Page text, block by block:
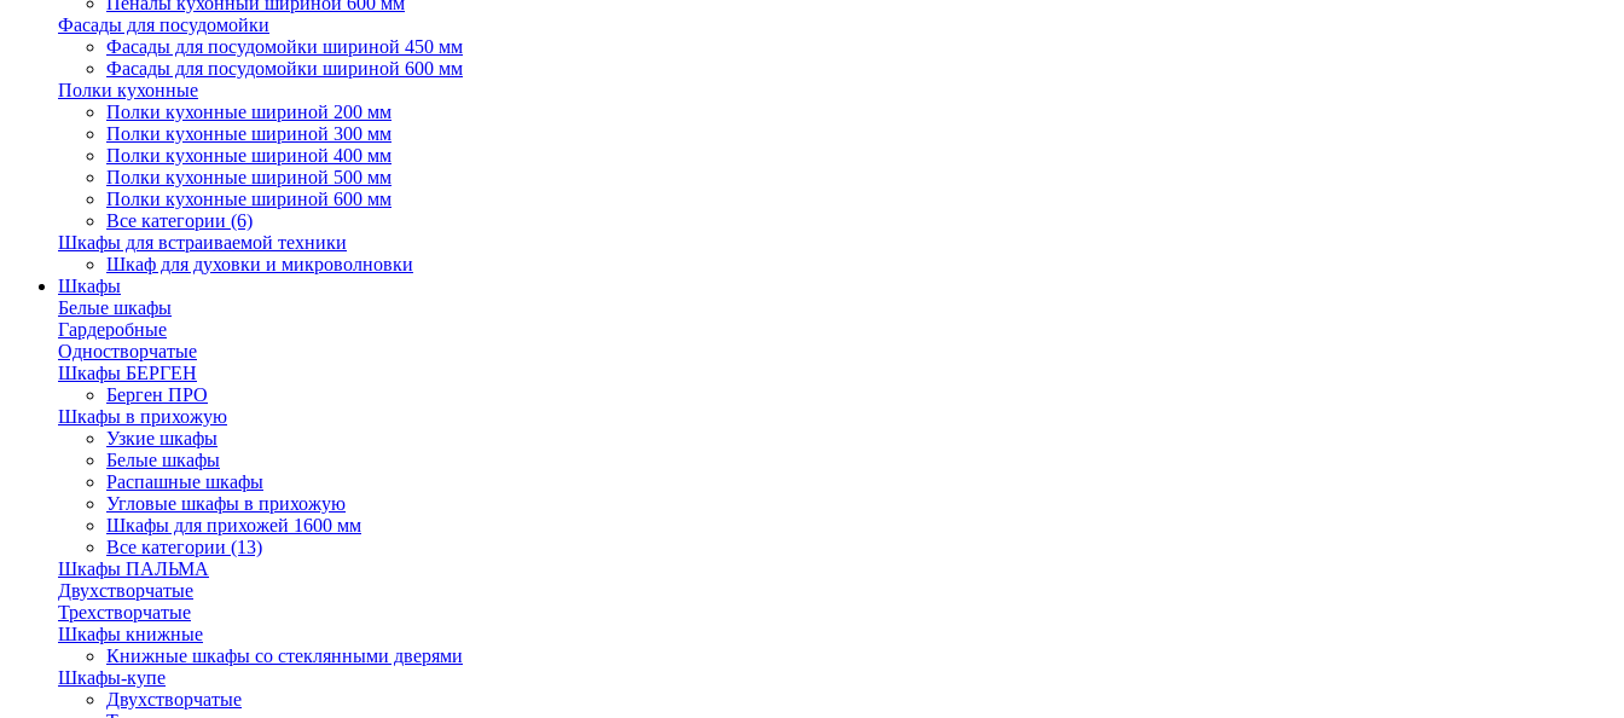
Фасады для посудомойки
Фасады для посудомойки шириной 450 мм
Фасады для посудомойки шириной 600 мм
Полки кухонные
Полки кухонные шириной 200 мм
Полки кухонные шириной 300 мм
Полки кухонные шириной 400 мм
Полки кухонные шириной 500 мм
Полки кухонные шириной 600 мм
Все категории (6)
Шкафы для встраиваемой техники
Шкаф для духовки и микроволновки
Шкафы
Белые шкафы
Гардеробные
Одностворчатые
Шкафы БЕРГЕН
Берген ПРО
Шкафы в прихожую
Узкие шкафы
Белые шкафы
Распашные шкафы
Угловые шкафы в прихожую
Шкафы для прихожей 1600 мм
Все категории (13)
Шкафы ПАЛЬМА
Двухстворчатые
Трехстворчатые
Шкафы книжные
Книжные шкафы со стеклянными дверями
Шкафы-купе
Двухстворчатые